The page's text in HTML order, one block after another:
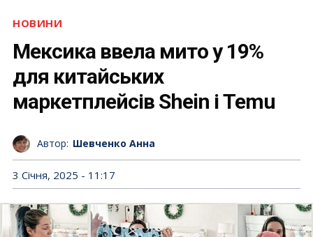
НОВИНИ
Мексика ввела мито у 19%
для китайських
маркетплейсів Shein і Temu
Автор: Шевченко Анна
3 Січня, 2025 - 11:17